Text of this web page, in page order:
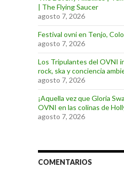
| The Flying Saucer
agosto 7, 2026
Festival ovni en Tenjo,
agosto 7, 2026
Los Tripulantes del OVNI
rock, ska y conciencia
agosto 7, 2026
¡Aquella vez que Gloria
OVNI en las colinas de
agosto 7, 2026
COMENTARIOS